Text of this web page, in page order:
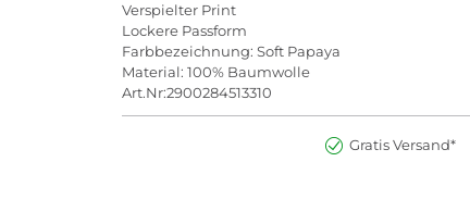
Verspielter Print
Lockere Passform
Farbbezeichnung: Soft Papaya
Material: 100% Baumwolle
Art.Nr:2900284513310
Gratis Versand*